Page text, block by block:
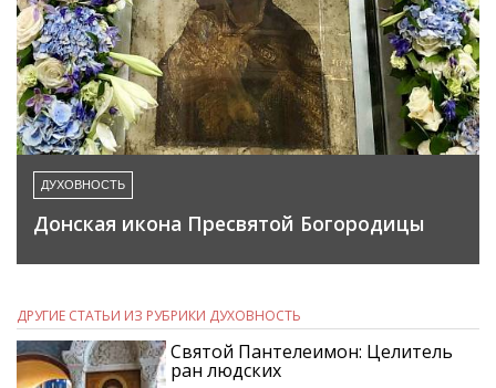
ДУХОВНОСТЬ
Донская икона Пресвятой Богородицы
ДРУГИЕ СТАТЬИ ИЗ РУБРИКИ ДУХОВНОСТЬ
Святой Пантелеимон: Целитель
ран людских